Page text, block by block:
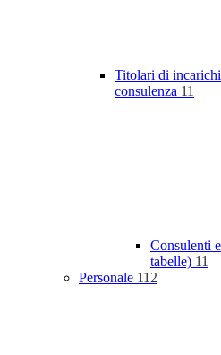
Titolari di
consulenza 11
Consulenti
tabelle) 11
Personale 112